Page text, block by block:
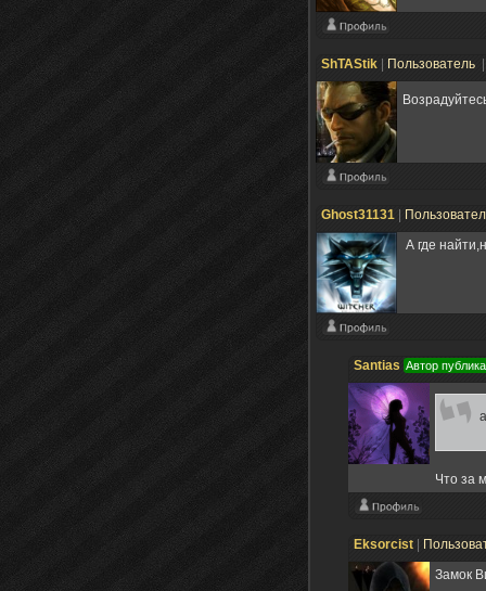
ShTAStik Пользователь
Ghost31131
А где
Santias Автор
Что за
Eksorcist
Замок